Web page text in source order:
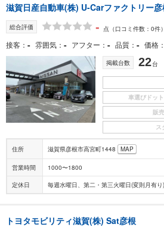
滋賀日産自動車(株) U-Carファクトリー
総合評価 - 点 （口コミ件数：0件）
接客 - 雰囲気 - アフター - 品質 - 価格
掲載台数 22台
車選びドッ
販
ス
住所 滋賀県彦根市高宮町1448 MAP
営業時間 1000〜1800
定休日 毎週水曜日、第二・第三火曜日(変則月有り)
トヨタモビリティ滋賀(株) Sat彦根